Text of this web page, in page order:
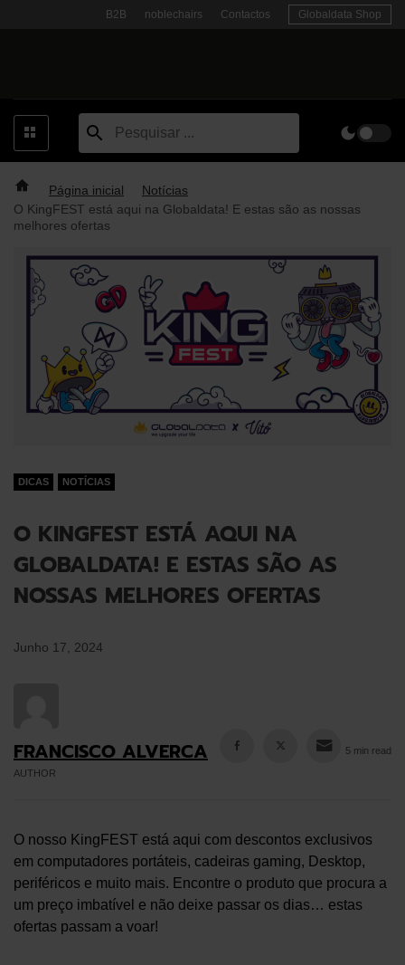
B2B noblechairs Contactos Globaldata Shop
Página inicial
Notícias
O KingFEST está aqui na Globaldata! E estas são as nossas
melhores ofertas
DICAS NOTÍCIAS
O KINGFEST ESTÁ AQUI NA
GLOBALDATA! E ESTAS SÃO AS
NOSSAS MELHORES OFERTAS
Junho 17, 2024
FRANCISCO ALVERCA
AUTHOR
5 min read
O nosso KingFEST está aqui com descontos exclusivos
em computadores portáteis, cadeiras gaming, Desktop,
periféricos e muito mais. Encontre o produto que procura a
um preço imbatível e não deixe passar os dias… estas
ofertas passam a voar!